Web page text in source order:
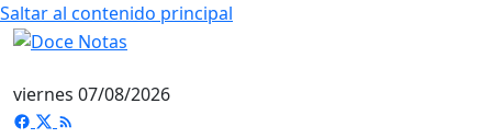
Saltar al contenido principal
viernes 07/08/2026